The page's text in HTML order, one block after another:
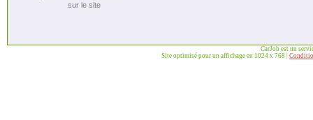
sur le site
CarJob est un
Site optimisé pour un affichage en 1024 x 768 |